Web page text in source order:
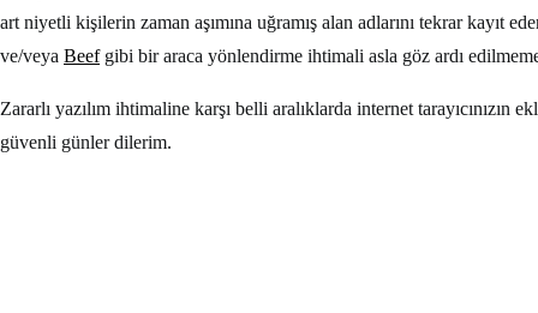
art niyetli kişilerin zaman aşımına uğramış alan adlarını tekrar
ve/veya Beefgibi bir araca yönlendirme ihtimali asla göz ardı
Zararlı yazılım ihtimaline karşı belli aralıklarda internet
güvenli günler dilerim.